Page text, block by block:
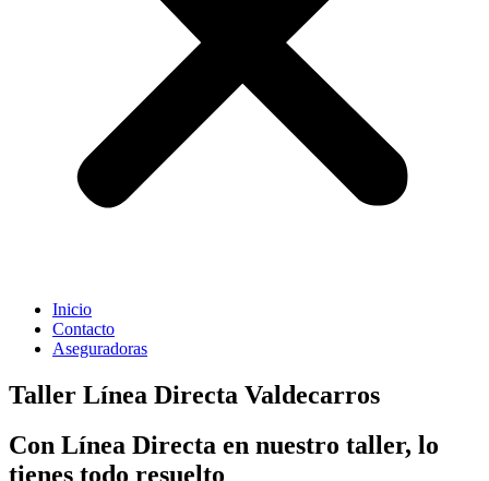
Inicio
Contacto
Aseguradoras
Taller Línea Directa Valdecarros
Con Línea Directa en nuestro taller, lo
tienes todo resuelto